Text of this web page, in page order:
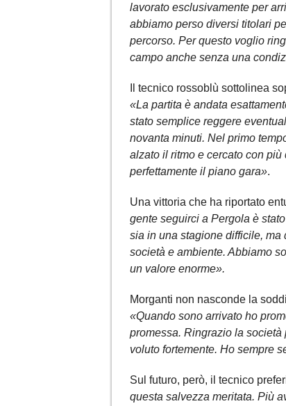
lavorato esclusivamente per
abbiamo perso diversi titolari
percorso. Per questo voglio
campo anche senza una
Il tecnico rossoblù sottolinea
«La partita è andata
stato semplice reggere
novanta minuti. Nel primo
alzato il ritmo e cercato con
perfettamente il piano gara».
Una vittoria che ha riportato
gente seguirci a Pergola è
sia in una stagione difficile,
società e ambiente. Abbiamo
un valore enorme».
Morganti non nasconde la
«Quando sono arrivato ho
promessa. Ringrazio la
voluto fortemente. Ho sempre
Sul futuro, però, il tecnico
questa salvezza meritata. Più